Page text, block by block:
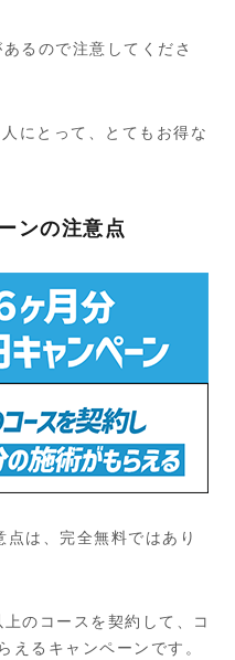
るので注意してくださ
にとって、とてもお得な
ンの注意点
は、完全無料ではあり
のコースを契約して、コ
えるキャンペーンです。